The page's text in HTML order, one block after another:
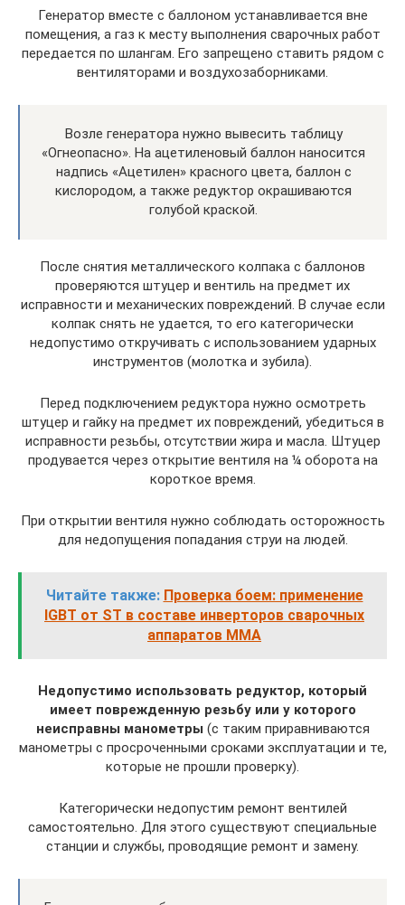
Генератор вместе с баллоном устанавливается вне
помещения, а газ к месту выполнения сварочных работ
передается по шлангам. Его запрещено ставить рядом с
вентиляторами и воздухозаборниками.
Возле генератора нужно вывесить таблицу
«Огнеопасно». На ацетиленовый баллон наносится
надпись «Ацетилен» красного цвета, баллон с
кислородом, а также редуктор окрашиваются
голубой краской.
После снятия металлического колпака с баллонов
проверяются штуцер и вентиль на предмет их
исправности и механических повреждений. В случае если
колпак снять не удается, то его категорически
недопустимо откручивать с использованием ударных
инструментов (молотка и зубила).
Перед подключением редуктора нужно осмотреть
штуцер и гайку на предмет их повреждений, убедиться в
исправности резьбы, отсутствии жира и масла. Штуцер
продувается через открытие вентиля на ¼ оборота на
короткое время.
При открытии вентиля нужно соблюдать осторожность
для недопущения попадания струи на людей.
Читайте также: Проверка боем: применение
IGBT от ST в составе инверторов сварочных
аппаратов MMA
Недопустимо использовать редуктор, который
имеет поврежденную резьбу или у которого
неисправны манометры (с таким приравниваются
манометры с просроченными сроками эксплуатации и те,
которые не прошли проверку).
Категорически недопустим ремонт вентилей
самостоятельно. Для этого существуют специальные
станции и службы, проводящие ремонт и замену.